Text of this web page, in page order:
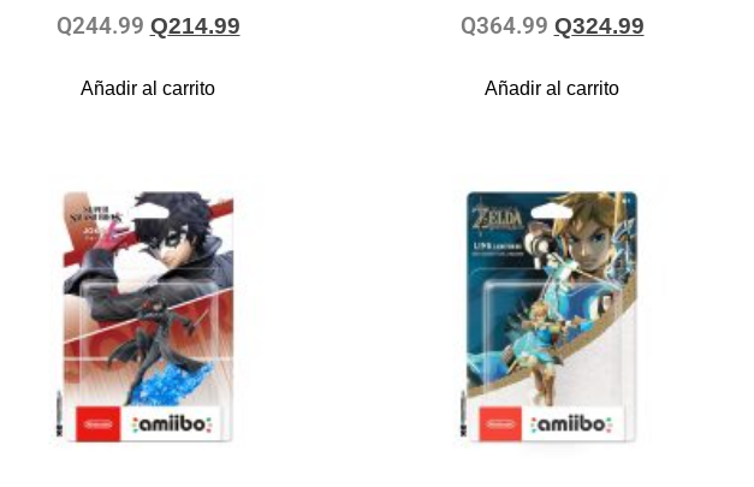
Q244.99 Q214.99
Añadir al carrito
Q364.99 Q324.99
Añadir al carrito